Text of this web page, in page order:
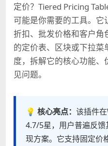
定价？Tiered Pricing
可能是你需要的工具。
折扣、批发价格和客户
的定价表、区块或下拉菜
度，拆解它的核心功能
见问题。
💡 核心亮点： 该插件
4.7/5星，用户普遍反
现方案。它支持固定价